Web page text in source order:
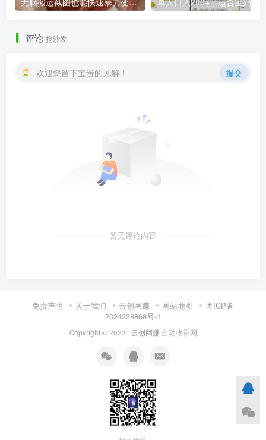
评论 抢沙发
欢迎您留下宝贵的见解！ 提交
暂无评论内容
免责声明 关于我们 云创网赚 网站地图
粤ICP备
2024228868号-1
Copyright © 2022 · 云创网赚 自动收录网